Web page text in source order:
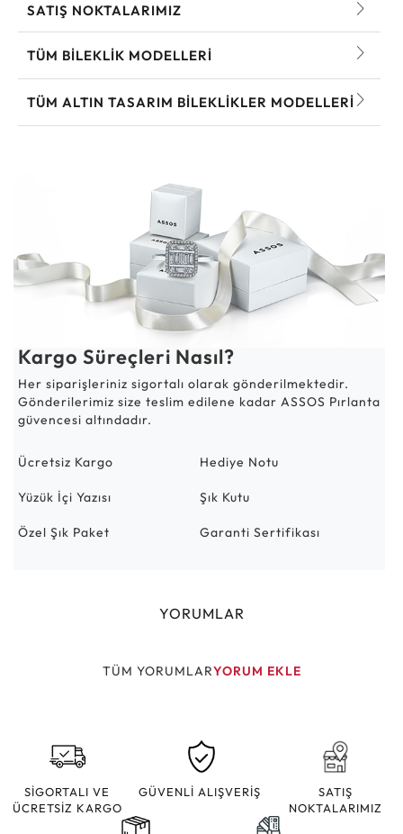
SATIŞ NOKTALARIMIZ
TÜM BILEKLIK MODELLERI
TÜM ALTIN TASARIM BILEKLIKLER MODELLERI
Kargo Süreçleri Nasıl?
Her siparişleriniz sigortalı olarak gönderilmektedir.
Gönderilerimiz size teslim edilene kadar ASSOS Pırlanta
güvencesi altındadır.
Ücretsiz Kargo Hediye Notu
Yüzük İçi Yazısı Şık Kutu
Özel Şık Paket Garanti Sertifikası
YORUMLAR
TÜM YORUMLARYORUM EKLE
SİGORTALI VE
ÜCRETSİZ KARGO
GÜVENLİ ALIŞVERİŞ
SATIŞ
NOKTALARIMIZ